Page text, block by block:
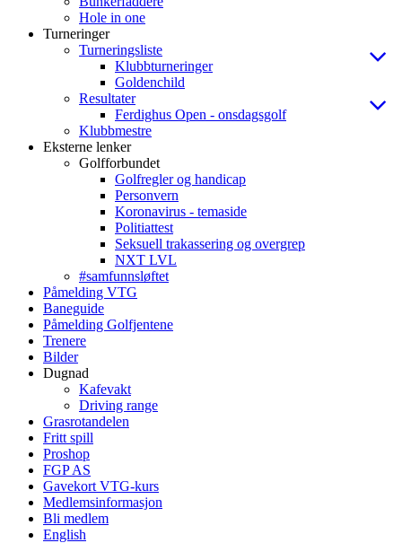
Hole in one
Turneringer
Turneringsliste
Klubbturneringer
Goldenchild
Resultater
Ferdighus Open - onsdagsgolf
Klubbmestre
Eksterne lenker
Golfforbundet
Golfregler og handicap
Personvern
Koronavirus - temaside
Politiattest
Seksuell trakassering og overgrep
NXT LVL
#samfunnsløftet
Påmelding VTG
Baneguide
Påmelding Golfjentene
Trenere
Bilder
Dugnad
Kafevakt
Driving range
Grasrotandelen
Fritt spill
Proshop
FGP AS
Gavekort VTG-kurs
Medlemsinformasjon
Bli medlem
English